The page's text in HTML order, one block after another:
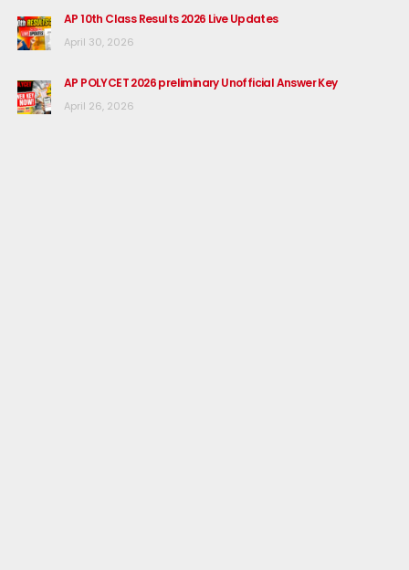
AP 10th Class Results 2026 Live Updates
April 30, 2026
AP POLYCET 2026 preliminary Unofficial Answer Key
April 26, 2026